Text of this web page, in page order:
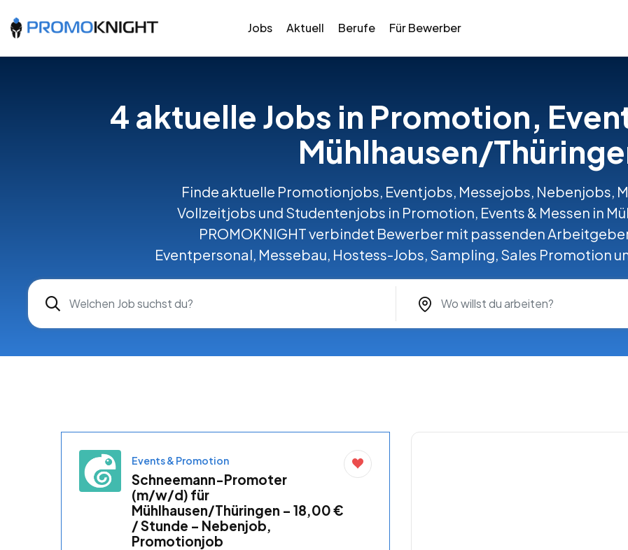
Jobs Aktuell Berufe Für Bewerber
4 aktuelle Jobs in Promotion,
Mühlhausen/
Finde aktuelle Promotionjobs, Eventjobs, Messejobs, Nebenjobs,
Vollzeitjobs und Studentenjobs in Promotion, Events & Messen in
PROMOKNIGHT verbindet Bewerber mit passenden
Eventpersonal, Messebau, Hostess-Jobs, Sampling, Sales Promotion
Events & Promotion
Schneemann-Promoter
(m/w/d) für
Mühlhausen/Thüringen – 18,00 €
/ Stunde – Nebenjob,
Promotionjob